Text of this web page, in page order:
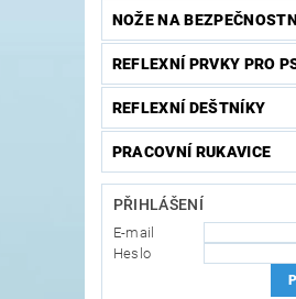
NOŽE NA
REFLEXNÍ PRVKY PRO
REFLEXNÍ DEŠTNÍKY
PRACOVNÍ RUKAVICE
PŘIHLÁŠENÍ
E-mail
Heslo